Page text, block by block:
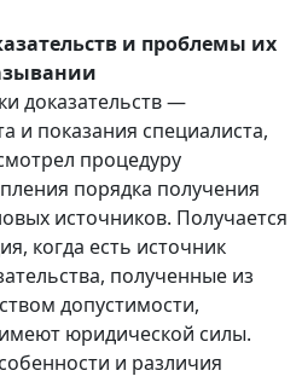
и проблемы их
доказательств —
и показания специалиста,
процедуру
порядка получения
источников. Получается
когда есть источник
полученные из
допустимости,
юридической силы.
и различия